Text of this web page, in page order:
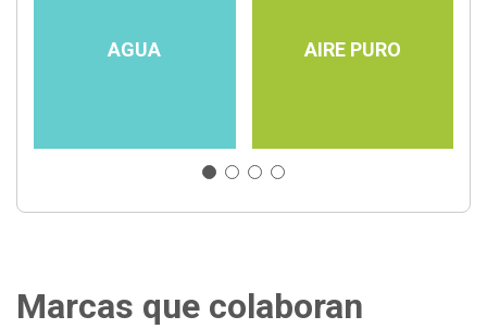
AGUA AIRE PURO
Marcas que colaboran